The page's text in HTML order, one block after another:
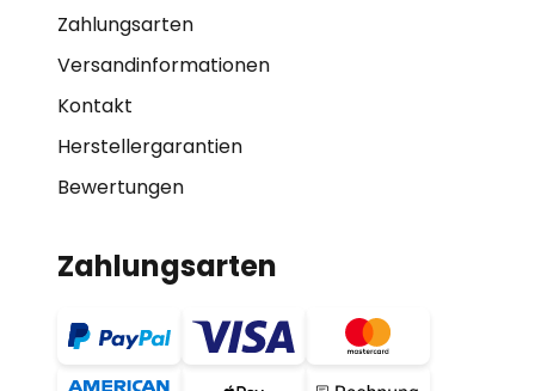
Zahlungsarten
Versandinformationen
Kontakt
Herstellergarantien
Bewertungen
Zahlungsarten